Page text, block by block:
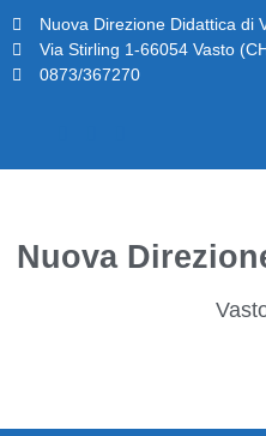
Nuova Direzione Didattica di
Via Stirling 1-66054 Vasto
0873/367270
Nuova